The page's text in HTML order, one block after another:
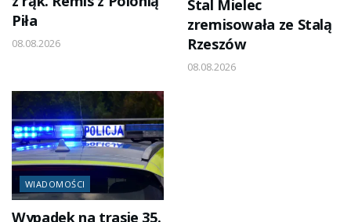
Piła
08.08.2026
Stal Mielec
zremisowała ze Stalą
Rzeszów
08.08.2026
WIADOMOŚCI
Wypadek na trasie 35.